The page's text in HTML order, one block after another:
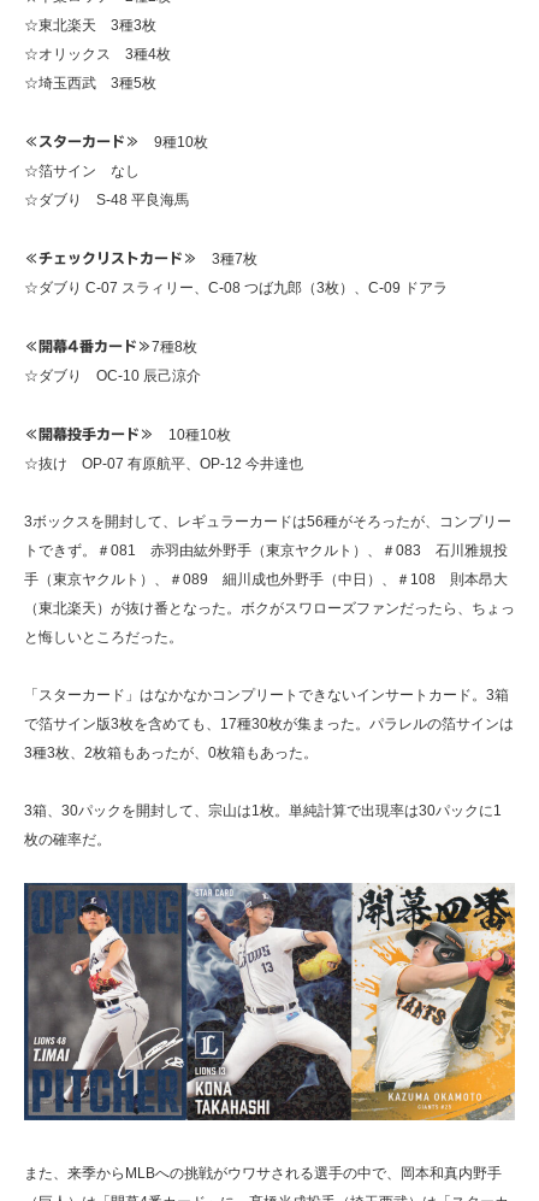
☆東北楽天 3種3枚
☆オリックス 3種4枚
☆埼玉西武 3種5枚
≪スターカード≫
9種10枚
☆箔サイン なし
☆ダブり S-48 平良海馬
≪チェックリストカード≫
3種7枚
☆ダブり C-07 スラィリー、C-08 つば九郎（3枚）、C-09 ドアラ
≪開幕4番カード≫7種8枚
☆ダブり OC-10 辰己涼介
≪開幕投手カード≫
10種10枚
☆抜け OP-07 有原航平、OP-12 今井達也
3ボックスを開封して、レギュラーカードは56種がそろったが、コンプリー
トできず。＃081 赤羽由紘外野手（東京ヤクルト）、＃083 石川雅規投
手（東京ヤクルト）、＃089 細川成也外野手（中日）、＃108 則本昂大
（東北楽天）が抜け番となった。ボクがスワローズファンだったら、ちょっ
と悔しいところだった。
「スターカード」はなかなかコンプリートできないインサートカード。3箱
で箔サイン版3枚を含めても、17種30枚が集まった。パラレルの箔サインは
3種3枚、2枚箱もあったが、0枚箱もあった。
3箱、30パックを開封して、宗山は1枚。単純計算で出現率は30パックに1
枚の確率だ。
また、来季からMLBへの挑戦がウワサされる選手の中で、岡本和真内野手